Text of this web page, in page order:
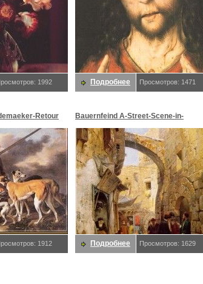
1992 Подробнее Просмотров: 1471
Retour
1912
Bauernfeind A-Street-Scene-in-
Jerusalem-sj. Bauernfeind,
Подробнее Просмотров: 1629